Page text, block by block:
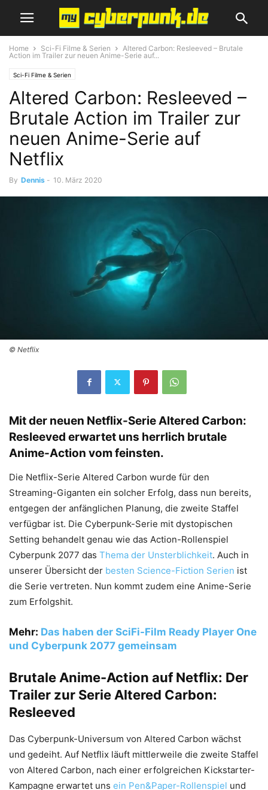
Home Sci-Fi Filme & Serien
Altered Carbon: Resleeved – Brutale
Action im Trailer zur neuen Anime-Serie auf...
Sci-Fi Filme & Serien
Altered Carbon: Resleeved –
Brutale Action im Trailer zur
neuen Anime-Serie auf
Netflix
By Dennis - 10. März 2020
© Netflix
Mit der neuen Netflix-Serie Altered Carbon:
Resleeved erwartet uns herrlich brutale
Anime-Action vom feinsten.
Die Netflix-Serie Altered Carbon wurde für den
Streaming-Giganten ein solcher Erfolg, dass nun bereits,
entgegen der anfänglichen Planung, die zweite Staffel
verfügbar ist. Die Cyberpunk-Serie mit dystopischen
Setting behandelt genau wie das Action-Rollenspiel
Cyberpunk 2077 das Thema der Unsterblichkeit. Auch in
unserer Übersicht der besten Science-Fiction Serien ist
die Serie vertreten. Nun kommt zudem eine Anime-Serie
zum Erfolgshit.
Mehr: Das haben der SciFi-Film Ready Player One
und Cyberpunk 2077 gemeinsam
Brutale Anime-Action auf Netflix: Der
Trailer zur Serie Altered Carbon:
Resleeved
Das Cyberpunk-Universum von Altered Carbon wächst
und gedeiht. Auf Netflix läuft mittlerweile die zweite Staffel
von Altered Carbon, nach einer erfolgreichen Kickstarter-
Kampagne erwartet uns ein Pen&Paper-Rollenspiel und